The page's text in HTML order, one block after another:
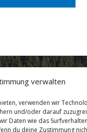
verwalten
verwenden wir
und/oder darauf
Daten wie das
du deine Zustimmung